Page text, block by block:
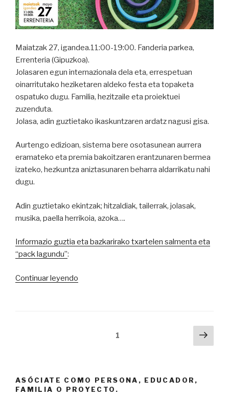
hezkuntza
aniztasunaren
aldeko
proposamenekin”
Maiatzak 27, igandea.11:00-19:00. Fanderia parkea,
Errenteria (Gipuzkoa).
Jolasaren egun internazionala dela eta, errespetuan
oinarritutako heziketaren aldeko festa eta topaketa
ospatuko dugu. Familia, hezitzaile eta proiektuei
zuzenduta.
Jolasa, adin guztietako ikaskuntzaren ardatz nagusi gisa.
Aurtengo edizioan, sistema bere osotasunean aurrera
eramateko eta premia bakoitzaren erantzunaren bermea
izateko, hezkuntza aniztasunaren beharra aldarrikatu nahi
dugu.
Adin guztietako ekintzak; hitzaldiak, tailerrak, jolasak,
musika, paella herrikoia, azoka….
Informazio guztia eta bazkarirako txartelen salmenta eta
“pack lagundu”:
Continuar leyendo
1
ASÓCIATE COMO PERSONA, EDUCADOR,
FAMILIA O PROYECTO.